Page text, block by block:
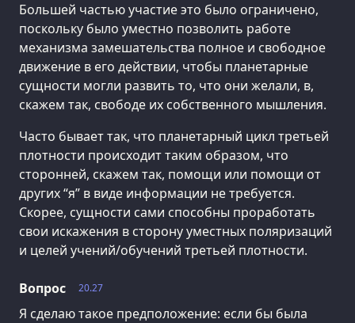
Большей частью участие это было ограничено,
поскольку было уместно позволить работе
механизма замешательства полное и свободное
движение в его действии, чтобы планетарные
сущности могли развить то, что они желали, в,
скажем так, свободе их собственного мышления.
Часто бывает так, что планетарный цикл третьей
плотности происходит таким образом, что
сторонней, скажем так, помощи или помощи от
других “я” в виде информации не требуется.
Скорее, сущности сами способны проработать
свои искажения в сторону уместных поляризаций
и целей учений/обучений третьей плотности.
20.27
Вопрос
Я сделаю такое предположение: если бы была